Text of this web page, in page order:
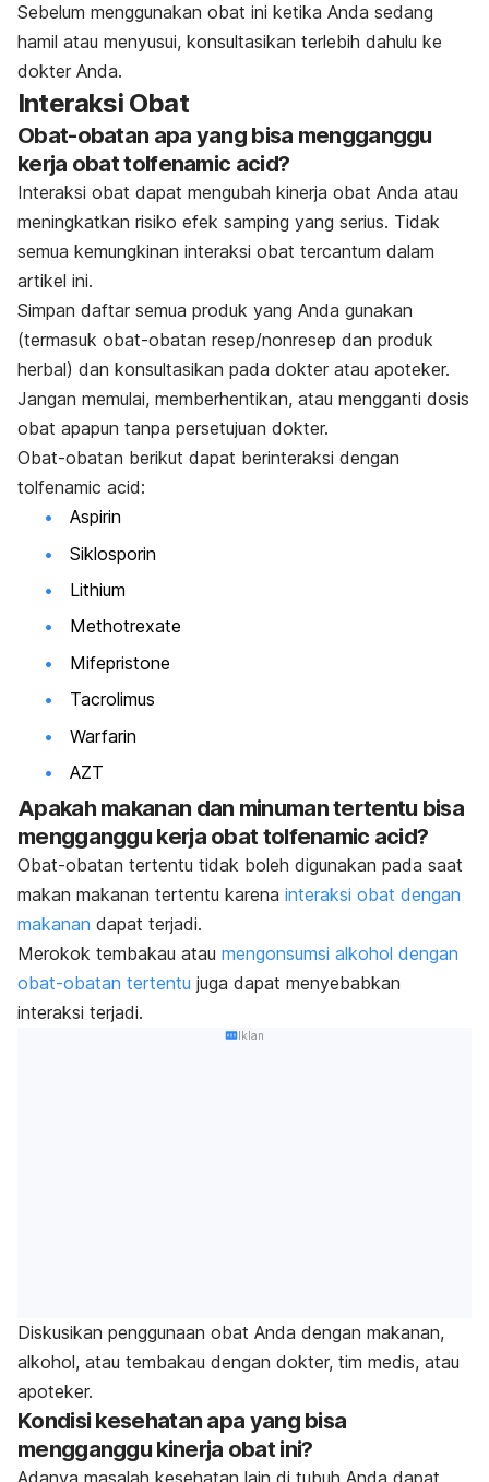
Sebelum menggunakan obat ini ketika Anda sedang
hamil atau menyusui, konsultasikan terlebih dahulu ke
dokter Anda.
Interaksi Obat
Obat-obatan apa yang bisa mengganggu
kerja obat tolfenamic acid?
Interaksi obat dapat mengubah kinerja obat Anda atau
meningkatkan risiko efek samping yang serius. Tidak
semua kemungkinan interaksi obat tercantum dalam
artikel ini.
Simpan daftar semua produk yang Anda gunakan
(termasuk obat-obatan resep/nonresep dan produk
herbal) dan konsultasikan pada dokter atau apoteker.
Jangan memulai, memberhentikan, atau mengganti dosis
obat apapun tanpa persetujuan dokter.
Obat-obatan berikut dapat berinteraksi dengan
tolfenamic acid:
Aspirin
Siklosporin
Lithium
Methotrexate
Mifepristone
Tacrolimus
Warfarin
AZT
Apakah makanan dan minuman tertentu bisa
mengganggu kerja obat tolfenamic acid?
Obat-obatan tertentu tidak boleh digunakan pada saat
makan makanan tertentu karena interaksi obat dengan
makanan dapat terjadi.
Merokok tembakau atau mengonsumsi alkohol dengan
obat-obatan tertentu juga dapat menyebabkan
interaksi terjadi.
Iklan
Diskusikan penggunaan obat Anda dengan makanan,
alkohol, atau tembakau dengan dokter, tim medis, atau
apoteker.
Kondisi kesehatan apa yang bisa
mengganggu kinerja obat ini?
Adanya masalah kesehatan lain di tubuh Anda dapat